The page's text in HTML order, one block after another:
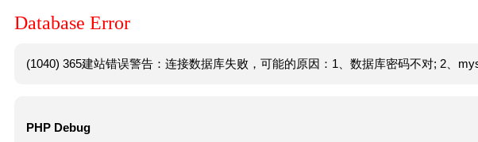
Database Error
(1040) 365建站错误警告：连接数据库失败，可能的原因：1、数据库密码不对; 2、
PHP Debug